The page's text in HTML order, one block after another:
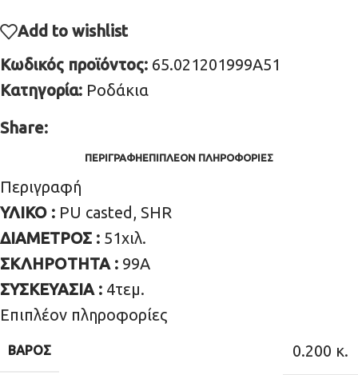
Add to wishlist
Κωδικός προϊόντος: 65.021201999A51
Κατηγορία: Ροδάκια
Share:
ΠΕΡΙΓΡΑΦΉΕΠΙΠΛΈΟΝ ΠΛΗΡΟΦΟΡΊΕΣ
Περιγραφή
ΥΛΙΚΟ : PU casted, SHR
ΔΙΑΜΕΤΡΟΣ : 51χιλ.
ΣΚΛΗΡΟΤΗΤΑ : 99Α
ΣΥΣΚΕΥΑΣΙΑ : 4τεμ.
Επιπλέον πληροφορίες
ΒΆΡΟΣ 0.200 κ.